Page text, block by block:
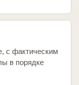
с фактическим
в порядке